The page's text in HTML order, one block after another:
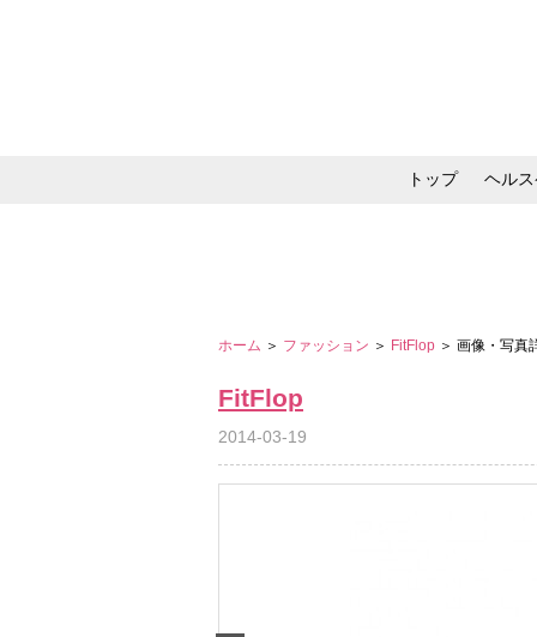
トップ ヘル
ホーム ＞ ファッション ＞ FitFlop ＞ 画像・写真
FitFlop
2014-03-19